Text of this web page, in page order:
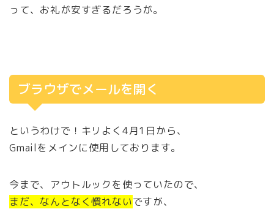
って、お礼が安すぎるだろうが。
ブラウザでメールを開く
というわけで！キリよく4月1日から、
Gmailをメインに使用しております。
今まで、アウトルックを使っていたので、
まだ、なんとなく慣れないですが、